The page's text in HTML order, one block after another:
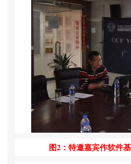
图2 ：特邀嘉宾作软件